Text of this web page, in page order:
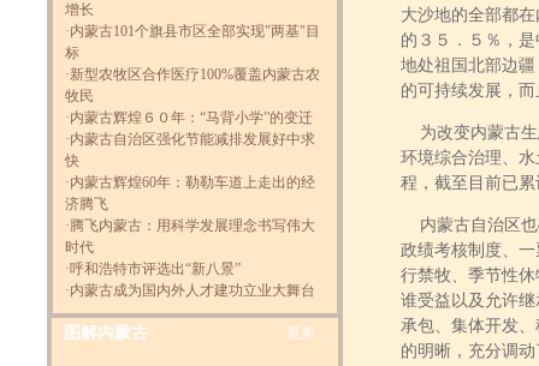
增长
·内蒙古101个旗县市区全部实现"两基"目
标
·新型农牧区合作医疗100%覆盖内蒙古农
牧民
·内蒙古辉煌６０年：“马背小学”的变迁
·内蒙古自治区强化节能减排发展好中求
快
·内蒙古辉煌60年：勒勒车道上走出的经
济腾飞
·腾飞内蒙古：用科学发展理念书写伟大
时代
·呼和浩特市评选出“新八景”
·内蒙古成为国内外人才建功立业大舞台
图解内蒙古 更多...
大沙地的全部都
的３５．５％，
地处祖国北部边
的可持续发展，
为改变内蒙古生
环境综合治理、
程，截至目前已
内蒙古自治区也
政绩考核制度、
行禁牧、季节性
谁受益以及允许
承包、集体开发
的明晰，充分调